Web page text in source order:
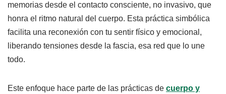
memorias desde el contacto consciente, no invasivo, que
honra el ritmo natural del cuerpo. Esta práctica simbólica
facilita una reconexión con tu sentir físico y emocional,
liberando tensiones desde la fascia, esa red que lo une
todo.
Este enfoque hace parte de las prácticas de cuerpo y